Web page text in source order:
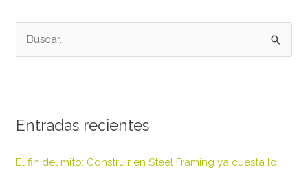
a
p
Entradas recientes
El fin del mito: Construir en Steel Framing ya cuesta lo